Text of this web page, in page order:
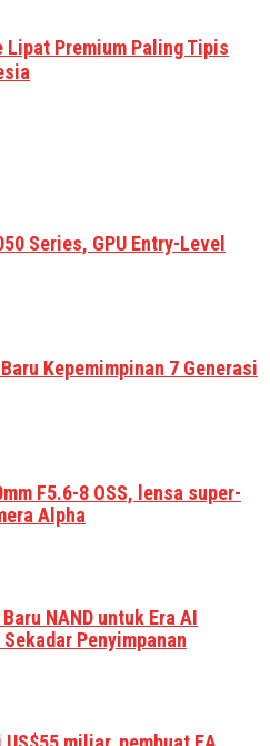
Lipat Premium Paling Tipis
Series, GPU Entry-Level
Kepemimpinan 7 Generasi
F5.6-8 OSS, lensa super-
Alpha
NAND untuk Era AI
Penyimpanan